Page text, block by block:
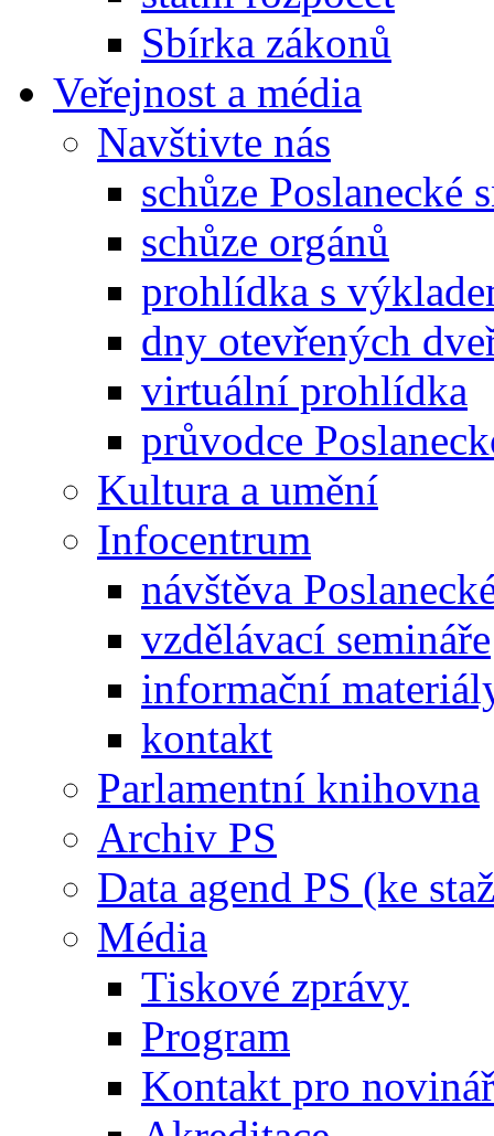
Sbírka zákonů
Veřejnost a média
Navštivte nás
schůze Poslanecké
schůze orgánů
prohlídka s
dny otevřených
virtuální prohlídka
průvodce
Kultura a umění
Infocentrum
návštěva
vzdělávací semináře
informační
kontakt
Parlamentní knihovna
Archiv PS
Data agend PS (ke
Média
Tiskové zprávy
Program
Kontakt pro